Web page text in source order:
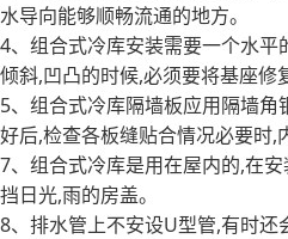
水导向能够顺畅流通的地方。
4、组合式冷库安装需要一个水
倾斜,凹凸的时候,必须要将基座修
5、组合式冷库隔墙板应用隔墙
好后,检查各板缝贴合情况必要时,
7、组合式冷库是用在屋内的,在
挡日光,雨的房盖。
8、排水管上不安设U型管,有时还